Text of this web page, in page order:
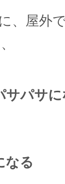
、屋外
サパサ
なる